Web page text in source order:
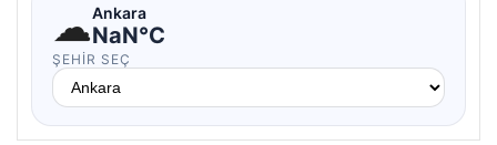
☁Ankara
NaN°C
ŞEHIR SEÇ